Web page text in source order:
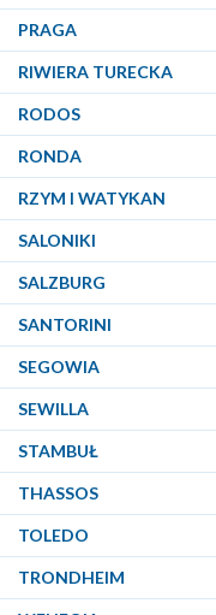
PRAGA
RIWIERA TURECKA
RODOS
RONDA
RZYM I WATYKAN
SALONIKI
SALZBURG
SANTORINI
SEGOWIA
SEWILLA
STAMBUŁ
THASSOS
TOLEDO
TRONDHEIM